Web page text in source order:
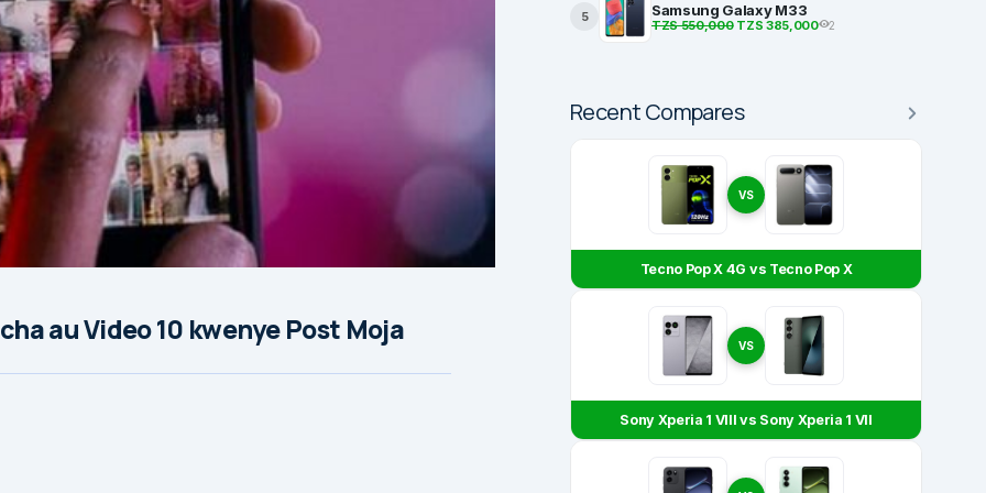
au Video 10 kwenye Post Moja
5 Samsung Galaxy M33
TZS 550,000TZS 385,000 2
Recent Compares
VS
Tecno Pop X 4G vs Tecno Pop X
VS
Sony Xperia 1 VIII vs Sony Xperia 1 VII